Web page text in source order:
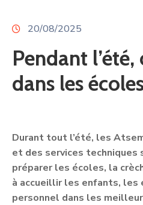
20/08/2025
Pendant
dans les
Durant tout l’été, les
et des services techniques
préparer les écoles, la
à accueillir les enfants, les
personnel dans les